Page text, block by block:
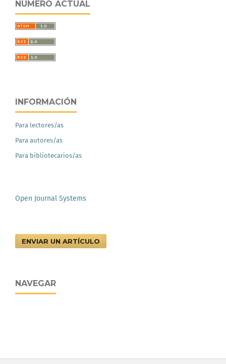
NÚMERO ACTUAL
INFORMACIÓN
Para lectores/as
Para autores/as
Para bibliotecarios/as
Open Journal Systems
ENVIAR UN ARTÍCULO
NAVEGAR